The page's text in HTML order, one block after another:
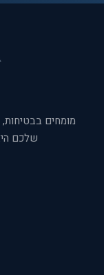
מומחים בבטיחות,
שלכם